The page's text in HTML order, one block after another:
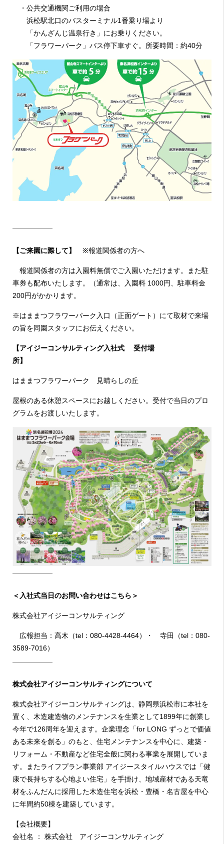
・公共交通機関ご利用の場合
浜松駅北口のバスターミナル1番乗り場より
「かんざんじ温泉行き」にお乗りください。
「フラワーパーク」バス停下車すぐ。所要時間：約40分
【ご来園に際して】 ※報道関係者の方へ
報道関係者の方は入園料無償でご入園いただけます。また駐
車券も配布いたします。（通常は、入園料 1000円、駐車料金
200円がかかります。
※はままつフラワーパーク入口（正面ゲート）にて取材で来場
の旨を同園スタッフにお伝えください。
【アイジーコンサルティング入社式 受付場
所】
はままつフラワーパーク 見晴らしの丘
屋根のある休憩スペースにお越しください。受付で当日のプロ
グラムをお渡しいたします。
＜入社式当日のお問い合わせはこちら＞
株式会社アイジーコンサルティング
広報担当：高木（tel：080-4428-4464）・ 寺田（tel：080-
3589-7016）
株式会社アイジーコンサルティングについて
株式会社アイジーコンサルティングは、静岡県浜松市に本社を
置く、木造建造物のメンテナンスを生業として1899年に創業し
今年で126周年を迎えます。企業理念「for LONG ずっとで価値
ある未来を創る」のもと、住宅メンテナンスを中心に、建築・
リフォーム・不動産など住宅全般に関わる事業を展開していま
す。またライフプラン事業部 アイジースタイルハウスでは「健
康で長持ちする心地よい住宅」を手掛け、地域産材である天竜
材をふんだんに採用した木造住宅を浜松・豊橋・名古屋を中心
に年間約50棟を建築しています。
【会社概要】
会社名 ： 株式会社 アイジーコンサルティング